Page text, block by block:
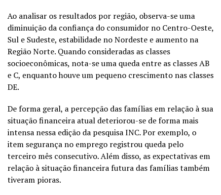
Ao analisar os resultados por região, observa-se uma
diminuição da confiança do consumidor no Centro-Oeste,
Sul e Sudeste, estabilidade no Nordeste e aumento na
Região Norte. Quando consideradas as classes
socioeconômicas, nota-se uma queda entre as classes AB
e C, enquanto houve um pequeno crescimento nas classes
DE.
De forma geral, a percepção das famílias em relação à sua
situação financeira atual deteriorou-se de forma mais
intensa nessa edição da pesquisa INC. Por exemplo, o
item segurança no emprego registrou queda pelo
terceiro mês consecutivo. Além disso, as expectativas em
relação à situação financeira futura das famílias também
tiveram pioras.